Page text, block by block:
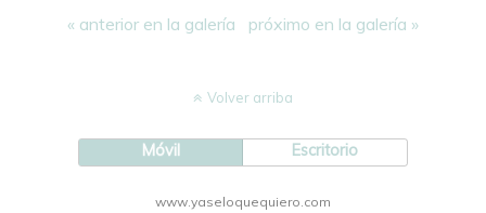
« anterior en la galería próximo en la galería »
Volver arriba
Móvil Escritorio
www.yaseloquequiero.com